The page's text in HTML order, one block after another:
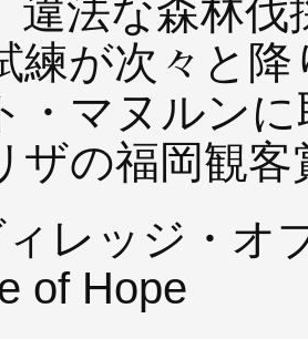
違法な森林
練が次々と
・マヌルン
ザの福岡観客
レッジ・オ
of Hope